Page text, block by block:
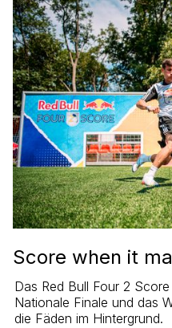
Score when it
Das Red Bull Four 2
Nationale Finale und das
die Fäden im Hintergrund.